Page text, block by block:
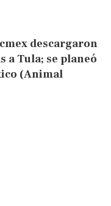
descargaron
a Tula; se planeó
(Animal